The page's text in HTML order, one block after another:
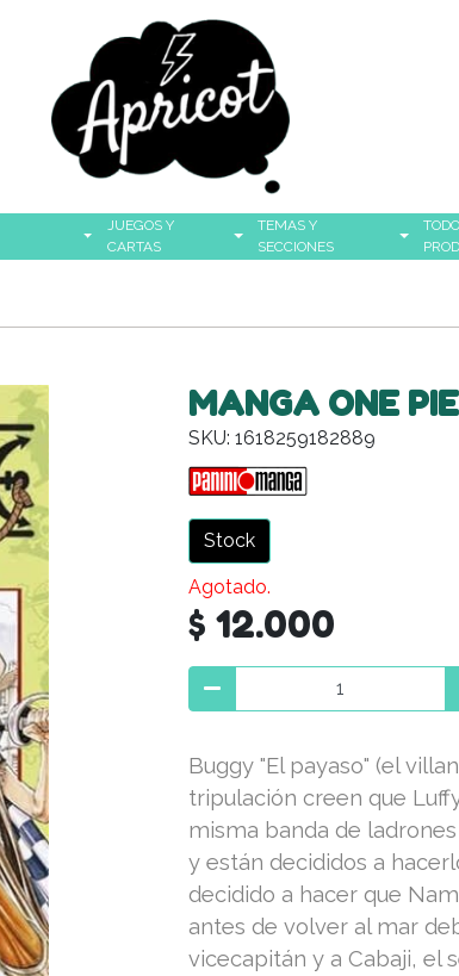
JUEGOS Y
CARTAS
TEMAS Y
SECCIONES
MANGA ONE
SKU: 1618259182889
Stock
Agotado.
$ 12.000
Buggy "El payaso" (el
tripulación creen que
misma banda de
y están decididos a
decidido a hacer que
antes de volver al mar
vicecapitán y a Cabaji, el